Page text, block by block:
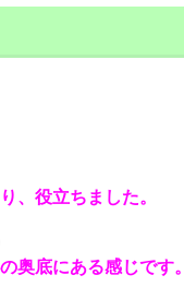
、役立ちました。
奥底にある感じです。